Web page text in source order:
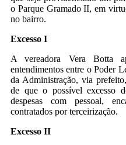
o Parque Gramado II, em
no bairro.
Excesso I
A vereadora Vera Botta
entendimentos entre o Poder
da Administração, via
de que o possível excesso
despesas com pessoal,
contratados por terceirização.
Excesso II